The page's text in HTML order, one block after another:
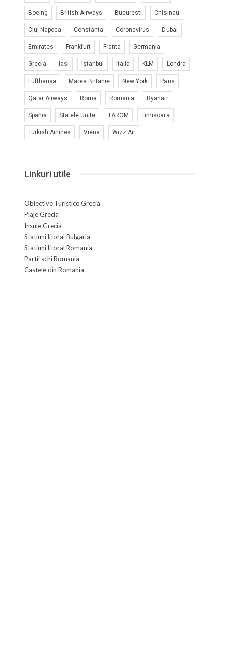
Boeing British Airways Bucuresti Chisinau
Cluj-Napoca Constanta Coronavirus Dubai
Emirates Frankfurt Franta Germania
Grecia Iasi Istanbul Italia KLM Londra
Lufthansa Marea Britanie New York Paris
Qatar Airways Roma Romania Ryanair
Spania Statele Unite TAROM Timisoara
Turkish Airlines Viena Wizz Air
Linkuri utile
Obiective Turistice Grecia
Plaje Grecia
Insule Grecia
Statiuni litoral Bulgaria
Statiuni litoral Romania
Partii schi Romania
Castele din Romania